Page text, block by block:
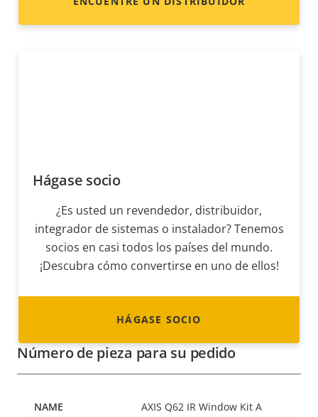
Hágase socio
¿Es usted un revendedor, distribuidor,
integrador de sistemas o instalador? Tenemos
socios en casi todos los países del mundo.
¡Descubra cómo convertirse en uno de ellos!
HÁGASE SOCIO
Número de pieza para su pedido
AXIS Q62 IR Window Kit A